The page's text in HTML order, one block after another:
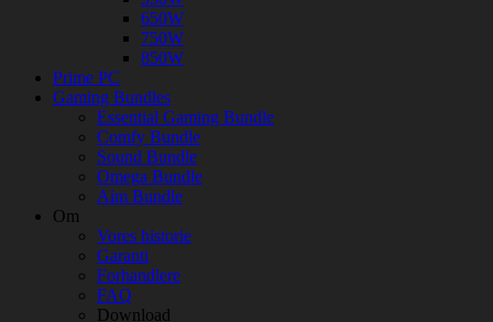
650W
750W
850W
Prime PC
Gaming Bundles
Essential Gaming Bundle
Comfy Bundle
Sound Bundle
Omega Bundle
Aim Bundle
Om
Vores historie
Garanti
Forhandlere
FAQ
Download